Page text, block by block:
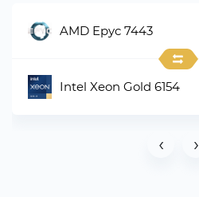
AMD Epyc 7443
Intel Xeon Gold 6154
‹ ›